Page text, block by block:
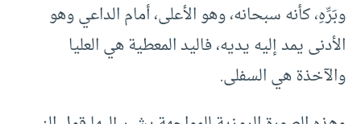
وبَرِّهِ، كأنه سبحانه، وهو الأعلى، أمام الداعي وهو
الأدنى يمد إليه يديه، فاليد المعطية هي العليا
والآخذة هي السفلى.